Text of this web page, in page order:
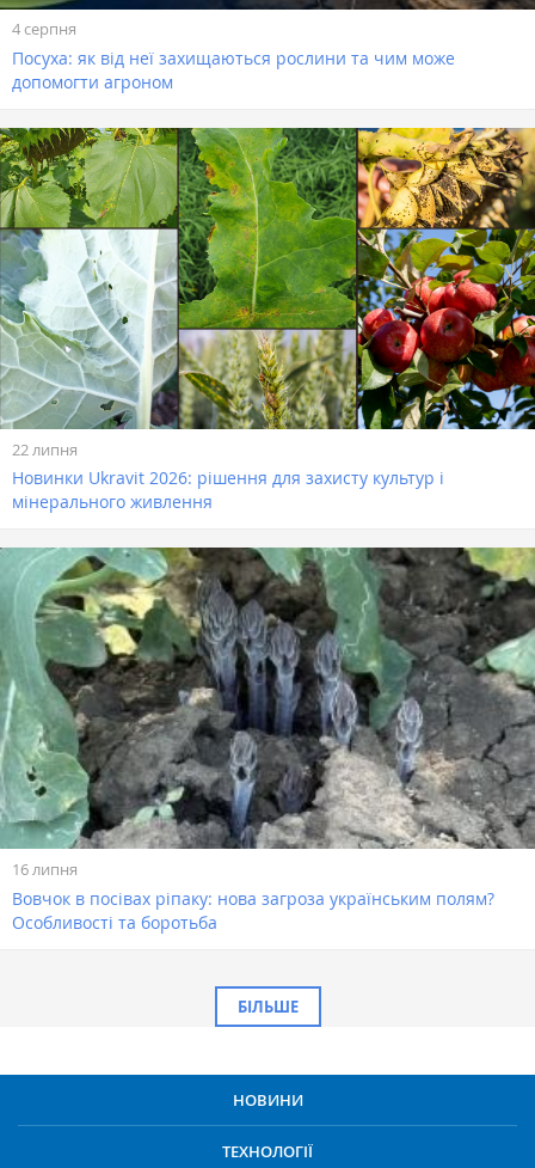
4 серпня
Посуха: як від неї захищаються рослини та чим може
допомогти агроном
22 липня
Новинки Ukravit 2026: рішення для захисту культур і
мінерального живлення
16 липня
Вовчок в посівах ріпаку: нова загроза українським полям?
Особливості та боротьба
БІЛЬШЕ
НОВИНИ
ТЕХНОЛОГІЇ